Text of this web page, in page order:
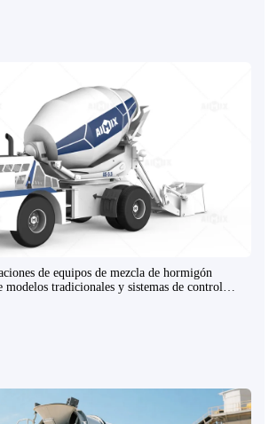
de equipos de mezcla de hormigón
modelos tradicionales y sistemas de control